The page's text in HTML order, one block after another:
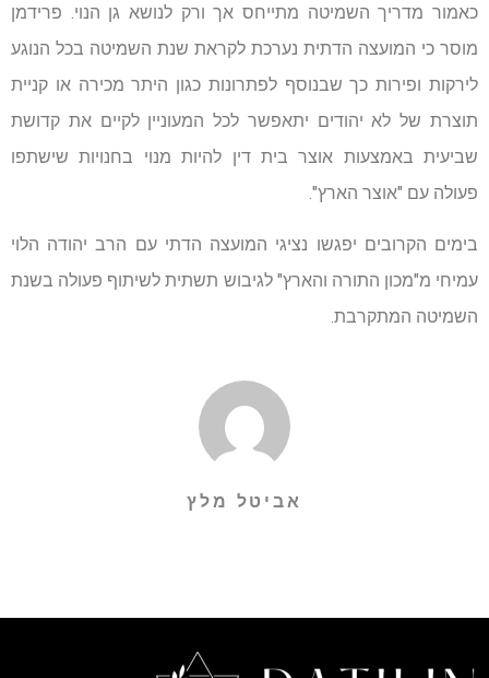
כאמור מדריך השמיטה מתייחס אך ורק לנושא גן הנוי. פרידמן
מוסר כי המועצה הדתית נערכת לקראת שנת השמיטה בכל הנוגע
לירקות ופירות כך שבנוסף לפתרונות כגון היתר מכירה או קניית
תוצרת של לא יהודים יתאפשר לכל המעוניין לקיים את קדושת
שביעית באמצעות אוצר בית דין להיות מנוי בחנויות שישתפו
פעולה עם "אוצר הארץ".
בימים הקרובים יפגשו נציגי המועצה הדתי עם הרב יהודה הלוי
עמיחי מ"מכון התורה והארץ" לגיבוש תשתית לשיתוף פעולה בשנת
השמיטה המתקרבת.
אביטל מלץ